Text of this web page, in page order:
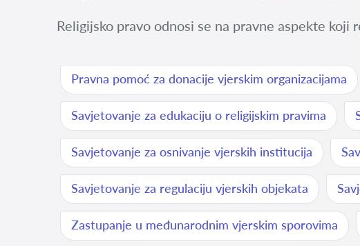
Religijsko pravo odnosi se na pravne aspekte
Pravna pomoć za donacije vjerskim organizacijama
Savjetovanje za edukaciju o religijskim pravima
Savjetovanje za osnivanje vjerskih institucija
Savjetovanje za regulaciju vjerskih objekata
Zastupanje u međunarodnim vjerskim sporovima